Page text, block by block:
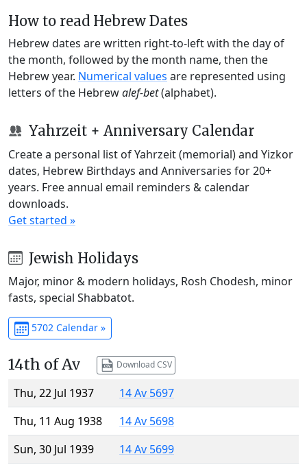
How to read Hebrew Dates
Hebrew dates are written right-to-left with the day of
the month, followed by the month name, then the
Hebrew year. Numerical values are represented using
letters of the Hebrewalef-bet(alphabet).
Yahrzeit + Anniversary Calendar
Create a personal list of Yahrzeit (memorial) and Yizkor
dates, Hebrew Birthdays and Anniversaries for 20+
years. Free annual email reminders & calendar
downloads.
Get started »
Jewish Holidays
Major, minor & modern holidays, Rosh Chodesh, minor
fasts, special Shabbatot.
5702 Calendar »
14th of Av Download CSV
Thu, 22 Jul 1937
14 Av 5697
Thu, 11 Aug 1938
14 Av 5698
Sun, 30 Jul 1939
14 Av 5699